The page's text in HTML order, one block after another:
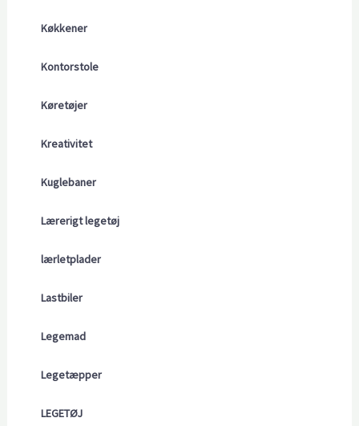
Køkkener
Kontorstole
Køretøjer
Kreativitet
Kuglebaner
Lærerigt legetøj
lærletplader
Lastbiler
Legemad
Legetæpper
LEGETØJ